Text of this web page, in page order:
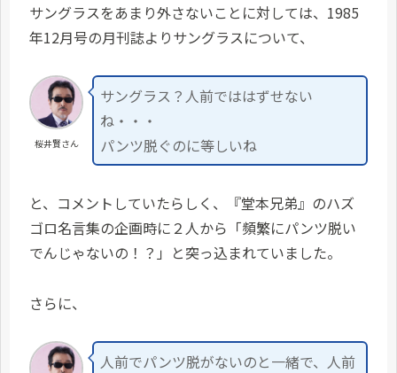
サングラスをあまり外さないことに対しては、1985
年12月号の月刊誌よりサングラスについて、
桜井賢さん
サングラス？人前でははずせない
ね・・・
パンツ脱ぐのに等しいね
と、コメントしていたらしく、『堂本兄弟』のハズ
ゴロ名言集の企画時に２人から「頻繁にパンツ脱い
でんじゃないの！？」と突っ込まれていました。
さらに、
人前でパンツ脱がないのと一緒で、人前